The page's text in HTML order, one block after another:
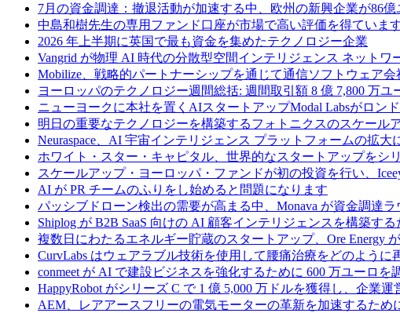
7月の資金調達：撤退活動が加速する中、欧州の新興企業が86億
中島和樹先生の専用ファンド口座が市場で高い評価を得ていま
2026 年上半期に英国で最も資金を集めたテクノロジー企業
Vangrid が物理 AI 時代の分散型空間インテリジェンス ネット
Mobilize、戦略的パートナーシップを通じて通信ソフトウェア
ヨーロッパのテクノロジー週間総括: 週間取引額 8 億 7,800 万ユ
ニューヨークに本社を置くAIスタートアップModal Labsがロン
明日の重要なテクノロジーを構築するフォトニクスのスケール
Neuraspace、AI 宇宙インテリジェンス プラットフォームの拡大
ホワイト・スター・キャピタル、世界的なスタートアップを
スケールアップ・ヨーロッパ・ファンドが初の投資を行い、
AI が PR チームのふりをし始めると問題になります
パッシブドローン検出の需要が高まる中、Monava が資金調達ラ
Shiplog が B2B SaaS 向けの AI 顧客インテリジェンスを構築す
複数日にわたるエネルギー貯蔵のスタートアップ、Ore Energy
CurvLabs はウェアラブル技術を使用して腰痛治療をどのように
conmeet が AI で建設ビジネスを強化するために 600 万ユーロを
HappyRobot がシリーズ C で 1 億 5,000 万ドルを獲得し、企業
AEM、レアアースフリーの電気モーターの革新を加速するため